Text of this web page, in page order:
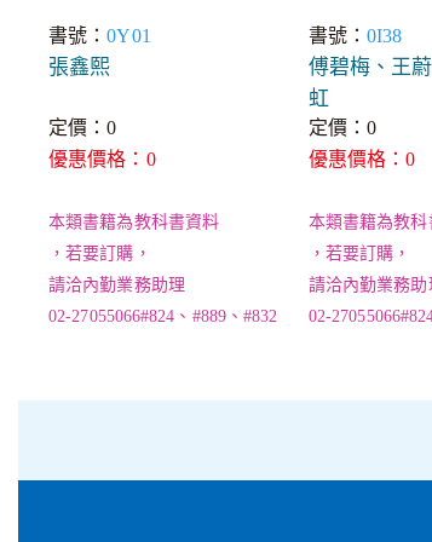
書號：0Y01
張鑫熙
定價：0
優惠價格：0
本類書籍為教科書資料
，若要訂購，
請洽內勤業務助理
02-27055066#824、#889、#832
書號：0I38
傅碧梅、王蔚
虹
定價：0
優惠價格：0
本類書籍為教科
，若要訂購，
請洽內勤業務助
02-